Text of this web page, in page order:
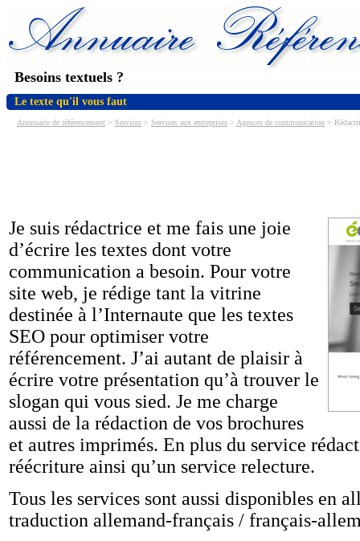
Besoins textuels ?
Le texte qu'il vous faut
Annnuaire de référencement > Services > Services aux entreprises > Agences de communication >
Je suis rédactrice et me fais une joie
d’écrire les textes dont votre
communication a besoin. Pour votre
site web, je rédige tant la vitrine
destinée à l’Internaute que les textes
SEO pour optimiser votre
référencement. J’ai autant de plaisir à
écrire votre présentation qu’à trouver le
slogan qui vous sied. Je me charge
aussi de la rédaction de vos brochures
et autres imprimés. En plus du service
réécriture ainsi qu’un service relecture.
Tous les services sont aussi disponibles en
traduction allemand-français / français-